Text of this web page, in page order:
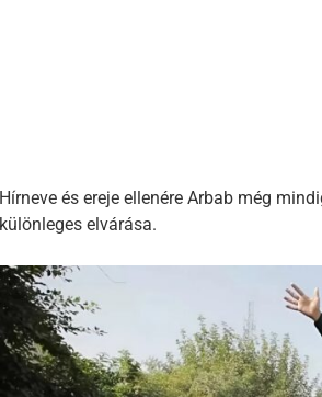
Hírneve és ereje ellenére Arbab még
különleges elvárása.